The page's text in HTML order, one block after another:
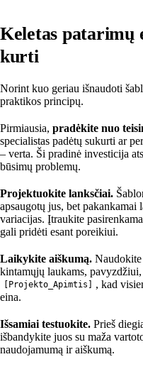
Keletas patarimų
kurti
Norint kuo geriau išnaudoti
praktikos principų.
Pirmiausia, pradėkite nuo
specialistas padėtų sukurti ar
– verta. Ši pradinė investicija
būsimų problemų.
Projektuokite lanksčiai.
apsaugotų jus, bet pakankamai
variacijas. Įtraukite
gali pridėti esant poreikiui.
Laikykite aiškumą. Naudokite
kintamųjų laukams, pavyzdžiui,
[Projekto_Apimtis] , kad
eina.
Išsamiai testuokite. Prieš
išbandykite juos su maža
naudojamumą ir aiškumą.